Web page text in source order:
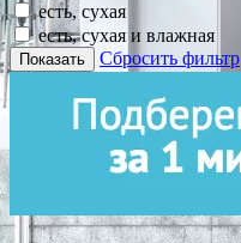
есть, сухая
есть, сухая и влажная
Показать Сбросить фильтр